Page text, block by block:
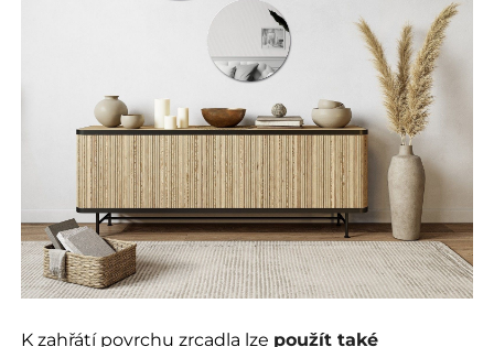
K zahřátí povrchu zrcadla lze použít také